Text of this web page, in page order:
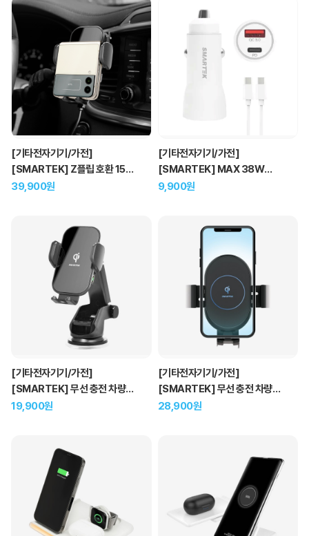
[기타전자기기/가전]
[SMARTEK] Z플립 호환 15W
고속 무선 충전 차량용 거치대
39,900원
[기타전자기기/가전]
[SMARTEK] MAX 38W
2포트 차량용 고속 충전기+
9,900원
[기타전자기기/가전]
[SMARTEK] 무선 충전 차량용
거치대
19,900원
[기타전자기기/가전]
[SMARTEK] 무선 충전 차량용
거치대
28,900원